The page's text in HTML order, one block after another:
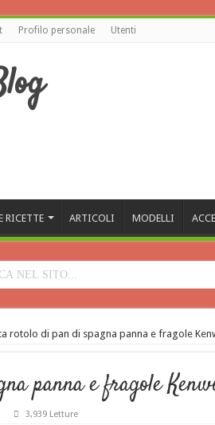
Profilo personale Utenti
RICETTE ARTICOLI MODELLI
rotolo di pan di spagna panna e fragole
panna e fragole
3,939 Letture